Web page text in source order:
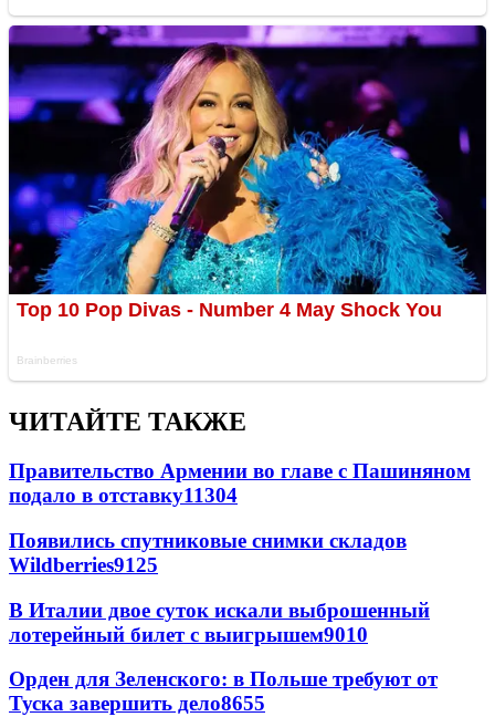
ЧИТАЙТЕ ТАКЖЕ
Правительство Армении во главе с Пашиняном
подало в отставку11304
Появились спутниковые снимки складов
Wildberries9125
В Италии двое суток искали выброшенный
лотерейный билет с выигрышем9010
Орден для Зеленского: в Польше требуют от
Туска завершить дело8655